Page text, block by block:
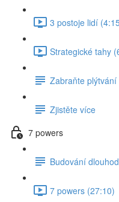
3 postoje lidí
Strategické tahy
Zabraňte plýtvání
Zjistěte více
7 powers
Budování
7 powers (27:10)